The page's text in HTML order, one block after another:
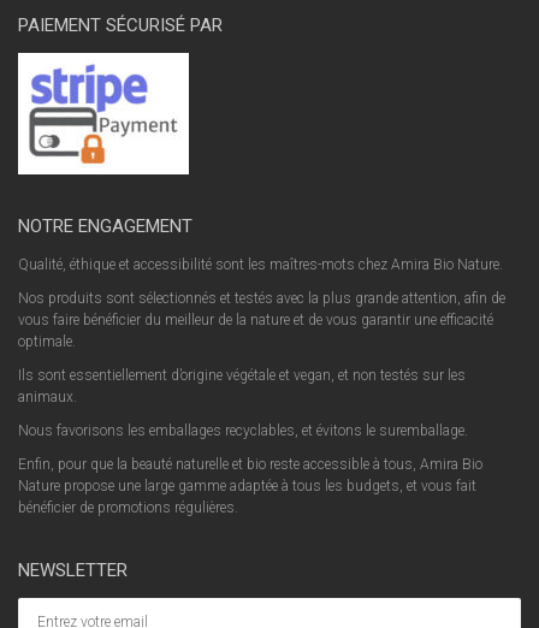
PAIEMENT SÉCURISÉ PAR
NOTRE ENGAGEMENT
Qualité, éthique et accessibilité sont les maîtres-mots chez Amira Bio Nature.
Nos produits sont sélectionnés et testés avec la plus grande attention, afin de
vous faire bénéficier du meilleur de la nature et de vous garantir une efficacité
optimale.
Ils sont essentiellement d’origine végétale et vegan, et non testés sur les
animaux.
Nous favorisons les emballages recyclables, et évitons le suremballage.
Enfin, pour que la beauté naturelle et bio reste accessible à tous, Amira Bio
Nature propose une large gamme adaptée à tous les budgets, et vous fait
bénéficier de promotions régulières.
NEWSLETTER